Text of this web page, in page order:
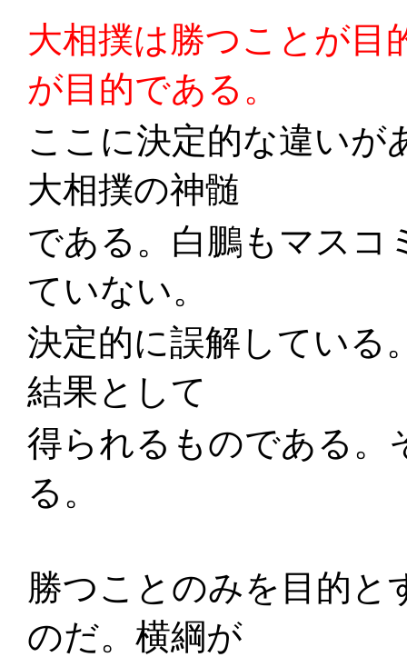
大相撲は勝つことが目
が目的である。
ここに決定的な違いが
大相撲の神髄
である。白鵬もマスコ
ていない。
決定的に誤解している
結果として
得られるものである。
る。
勝つことのみを目的と
のだ。横綱が